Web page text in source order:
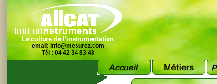
La culture de l'instrumentation
email: info@mesurez.com
Tél : 04 42 34 83 48